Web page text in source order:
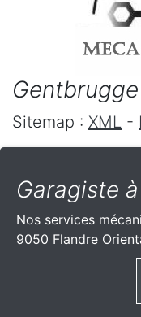
Gentbrugge
Sitemap : XML -
Garagiste
Nos services
9050 Flandre